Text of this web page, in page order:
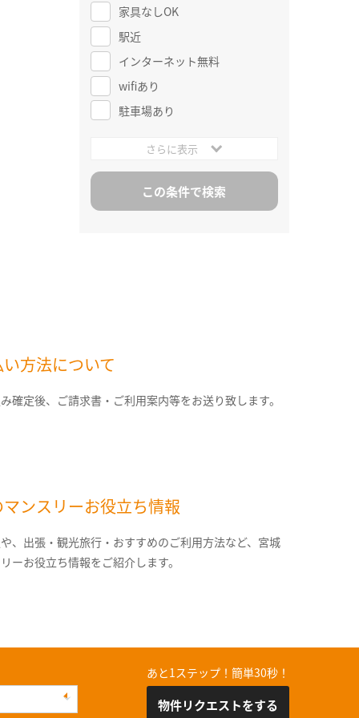
家具なしOK
駅近
インターネット無料
wifiあり
駐車場あり
さらに表示
方法について
確定後、ご請求書・ご利用案内等をお送り致します。
ンスリーお役立ち情報
、出張・観光旅行・おすすめのご利用方法など、宮城
ーお役立ち情報をご紹介します。
あと1ステップ！簡単30秒！
物件リクエストをする